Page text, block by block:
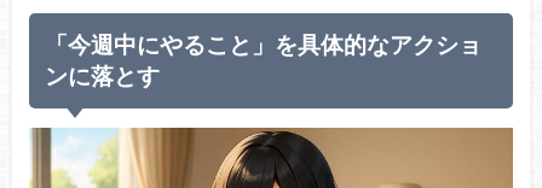
「今週中にやること」を具体的なアクショ
ンに落とす